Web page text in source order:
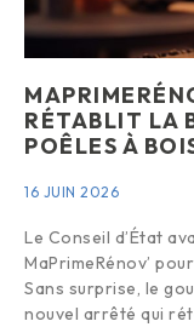
RÉTABLIT LA
POÊLES À
16 JUIN 2026
Le Conseil d’État
MaPrimeRénov’
Sans surprise, le
nouvel arrêté qui